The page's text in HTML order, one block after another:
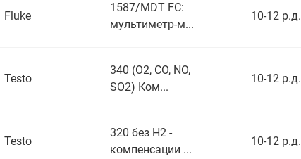
Fluke
1587/MDT FC:
мультиметр-м...
10-12 р.д.
Testo
340 (O2, CO, NO,
SO2) Ком...
10-12 р.д.
Testo
320 без H2 -
компенсации ...
10-12 р.д.